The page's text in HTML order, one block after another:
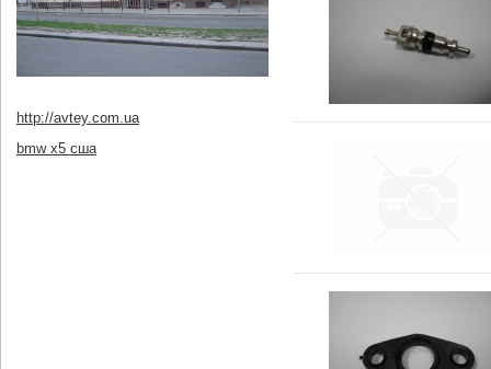
http://avtey.com.ua
bmw x5 сша